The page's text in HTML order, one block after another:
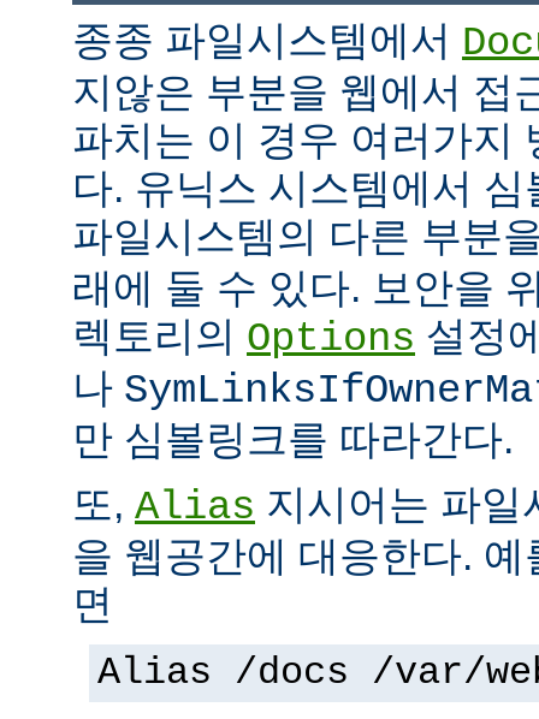
종종 파일시스템에서
지않은 부분을 웹에서 접
파치는 이 경우 여러가지
다. 유닉스 시스템에서
파일시스템의 다른 부분
래에 둘 수 있다. 보안을
렉토리의 Options 설정
나
만 심볼링크를 따라간다.
또, Alias 지시어는 파일
을 웹공간에 대응한다.
면
Alias /docs /var/